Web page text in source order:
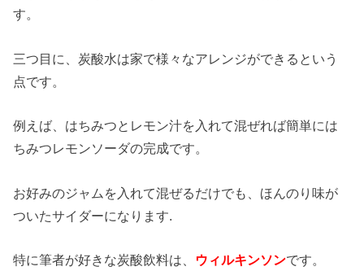
す。
三つ目に、炭酸水は家で様々なアレンジができるという
点です。
例えば、はちみつとレモン汁を入れて混ぜれば簡単には
ちみつレモンソーダの完成です。
お好みのジャムを入れて混ぜるだけでも、ほんのり味が
ついたサイダーになります.
特に筆者が好きな炭酸飲料は、 ウィルキンソンです。